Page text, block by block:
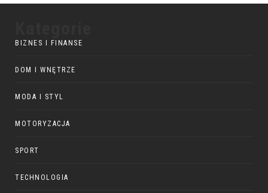
BIZNES I FINANSE
DOM I WNĘTRZE
MODA I STYL
MOTORYZACJA
SPORT
TECHNOLOGIA